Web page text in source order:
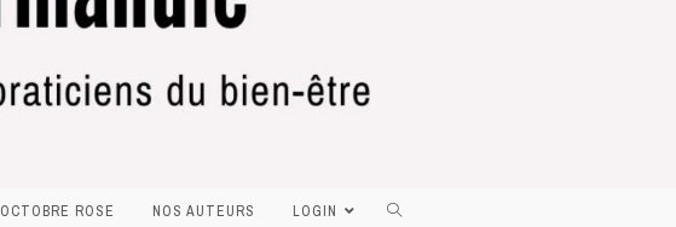
OCTOBRE ROSE NOS AUTEURS LOGIN